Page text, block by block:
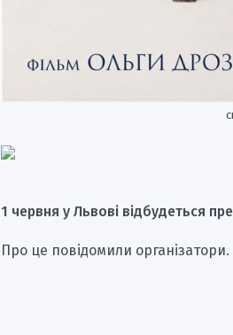
1 червня у Львові відбудеться
Про це повідомили організатори.